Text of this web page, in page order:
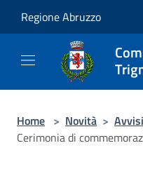
Regione Abruzzo
Home > Novità > Avvisi
Cerimonia di